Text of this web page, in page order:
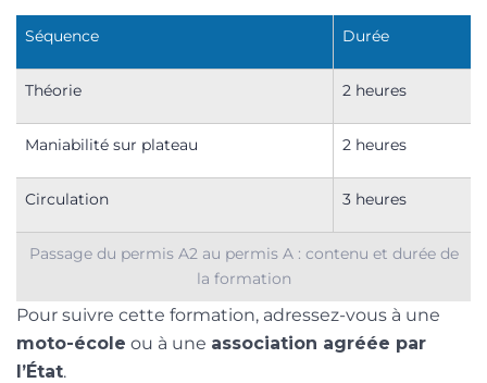
Passage du permis A2 au permis A : contenu et durée de
la formation
Séquence Durée
Théorie 2 heures
Maniabilité sur plateau 2 heures
Circulation 3 heures
Pour suivre cette formation, adressez-vous à une
moto-école ou à une association agréée par
l’État.